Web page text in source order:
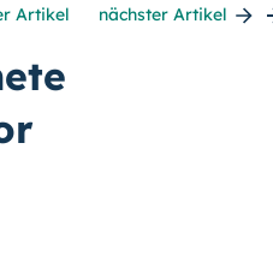
Artikel nächster Artikel